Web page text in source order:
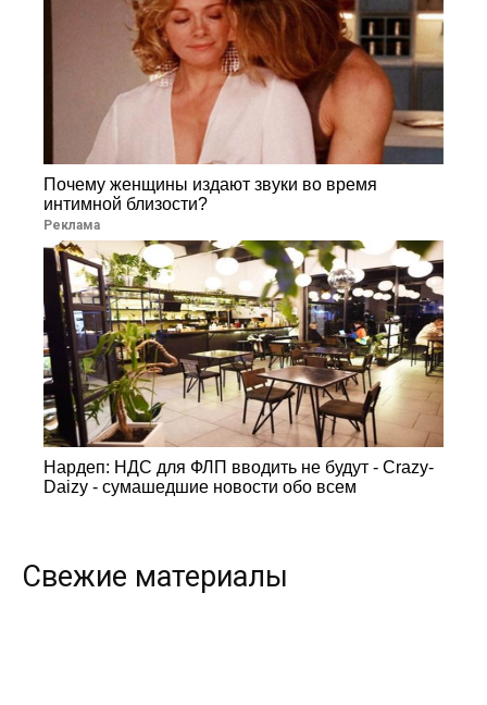
Почему женщины издают звуки во время
интимной близости?
Реклама
Нардеп: НДС для ФЛП вводить не будут - Crazy-
Daizy - сумашедшие новости обо всем
Свежие материалы